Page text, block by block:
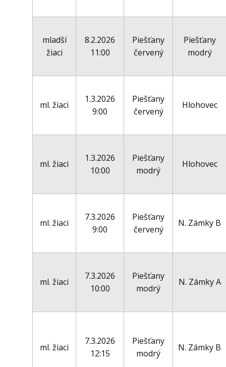
mladší
žiaci
8.2.2026
11:00
Piešťany
červený
Piešťany
modrý
ml. žiaci
1.3.2026
9:00
Piešťany
červený
Hlohovec
ml. žiaci
1.3.2026
10:00
Piešťany
modrý
Hlohovec
ml. žiaci
7.3.2026
9:00
Piešťany
červený
N. Zámky B
ml. žiaci
7.3.2026
10:00
Piešťany
modrý
N. Zámky A
ml. žiaci
7.3.2026
12:15
Piešťany
modrý
N. Zámky B